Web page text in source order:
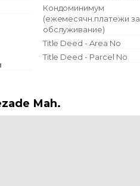
Кондоминимум
(ежемесячн.платежи за
обслуживание)
Title Deed - Area No
Title Deed - Parcel No
Mah.